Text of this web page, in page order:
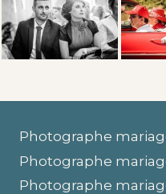
Photographe
Photographe
Photographe